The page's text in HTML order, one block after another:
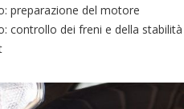
preparazione del motore
controllo dei freni e della stabilità